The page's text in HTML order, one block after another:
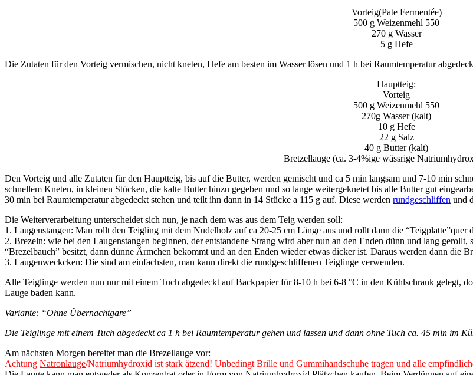
Vorteig(Pate Fermentée)
500 g Weizenmehl 550
270 g Wasser
5 g Hefe
Die Zutaten für den Vorteig vermischen, nicht kneten, Hefe am besten im Wasser lösen und 1 h bei Raumtemperatur
Hauptteig:
Vorteig
500 g Weizenmehl 550
270g Wasser (kalt)
10 g Hefe
22 g Salz
40 g Butter (kalt)
Bretzellauge (ca. 3-4%ige wässrige
Den Vorteig und alle Zutaten für den Hauptteig, bis auf die Butter, werden gemischt und ca 5 min langsam und 7-10 min
schnellem Kneten, in kleinen Stücken, die kalte Butter hinzu gegeben und so lange weitergeknetet bis alle Butter gut
30 min bei Raumtemperatur abgedeckt stehen und teilt ihn dann in 14 Stücke a 115 g auf. Diese werden rundgeschliffen und
Die Weiterverarbeitung unterscheidet sich nun, je nach dem was aus dem Teig werden soll:
1. Laugenstangen: Man rollt den Teigling mit dem Nudelholz auf ca 20-25 cm Länge aus und rollt dann die “Teigplatte”quer
2. Brezeln: wie bei den Laugenstangen beginnen, der entstandene Strang wird aber nun an den Enden dünn und lang
“Brezelbauch” besitzt, dann dünne Ärmchen bekommt und an den Enden wieder etwas dicker ist. Daraus werden dann die
3. Laugenweckcken: Die sind am einfachsten, man kann direkt die rundgeschliffenen Teiglinge verwenden.
Alle Teiglinge werden nun nur mit einem Tuch abgedeckt auf Backpapier für 8-10 h bei 6-8 °C in den Kühlschrank gelegt,
Lauge baden kann.
Variante: “Ohne Übernachtgare”
Die Teiglinge mit einem Tuch abgedeckt ca 1 h bei Raumtemperatur gehen und lassen und dann ohne Tuch ca. 45 min im
Am nächsten Morgen bereitet man die Brezellauge vor:
Achtung Natronlauge/Natriumhydroxid ist stark ätzend! Unbedingt Brille und Gummihandschuhe tragen und alle